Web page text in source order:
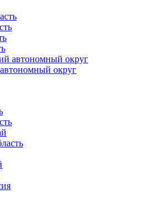
автономный округ
округ